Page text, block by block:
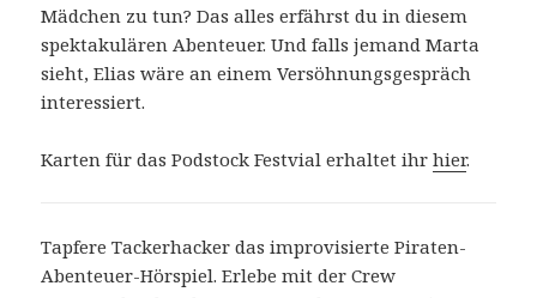
Mädchen zu tun? Das alles erfährst du in diesem
spektakulären Abenteuer. Und falls jemand Marta
sieht, Elias wäre an einem Versöhnungsgespräch
interessiert.
Karten für das Podstock Festvial erhaltet ihrhier.
Tapfere Tackerhacker das improvisierte Piraten-
Abenteuer-Hörspiel. Erlebe mit der Crew